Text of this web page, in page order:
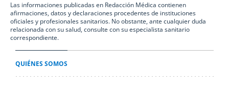
Las informaciones publicadas en Redacción Médica contienen
afirmaciones, datos y declaraciones procedentes de instituciones
oficiales y profesionales sanitarios. No obstante, ante cualquier duda
relacionada con su salud, consulte con su especialista sanitario
correspondiente.
QUIÉNES SOMOS